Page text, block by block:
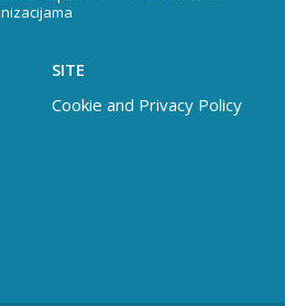
SITE
Cookie and Privacy Policy